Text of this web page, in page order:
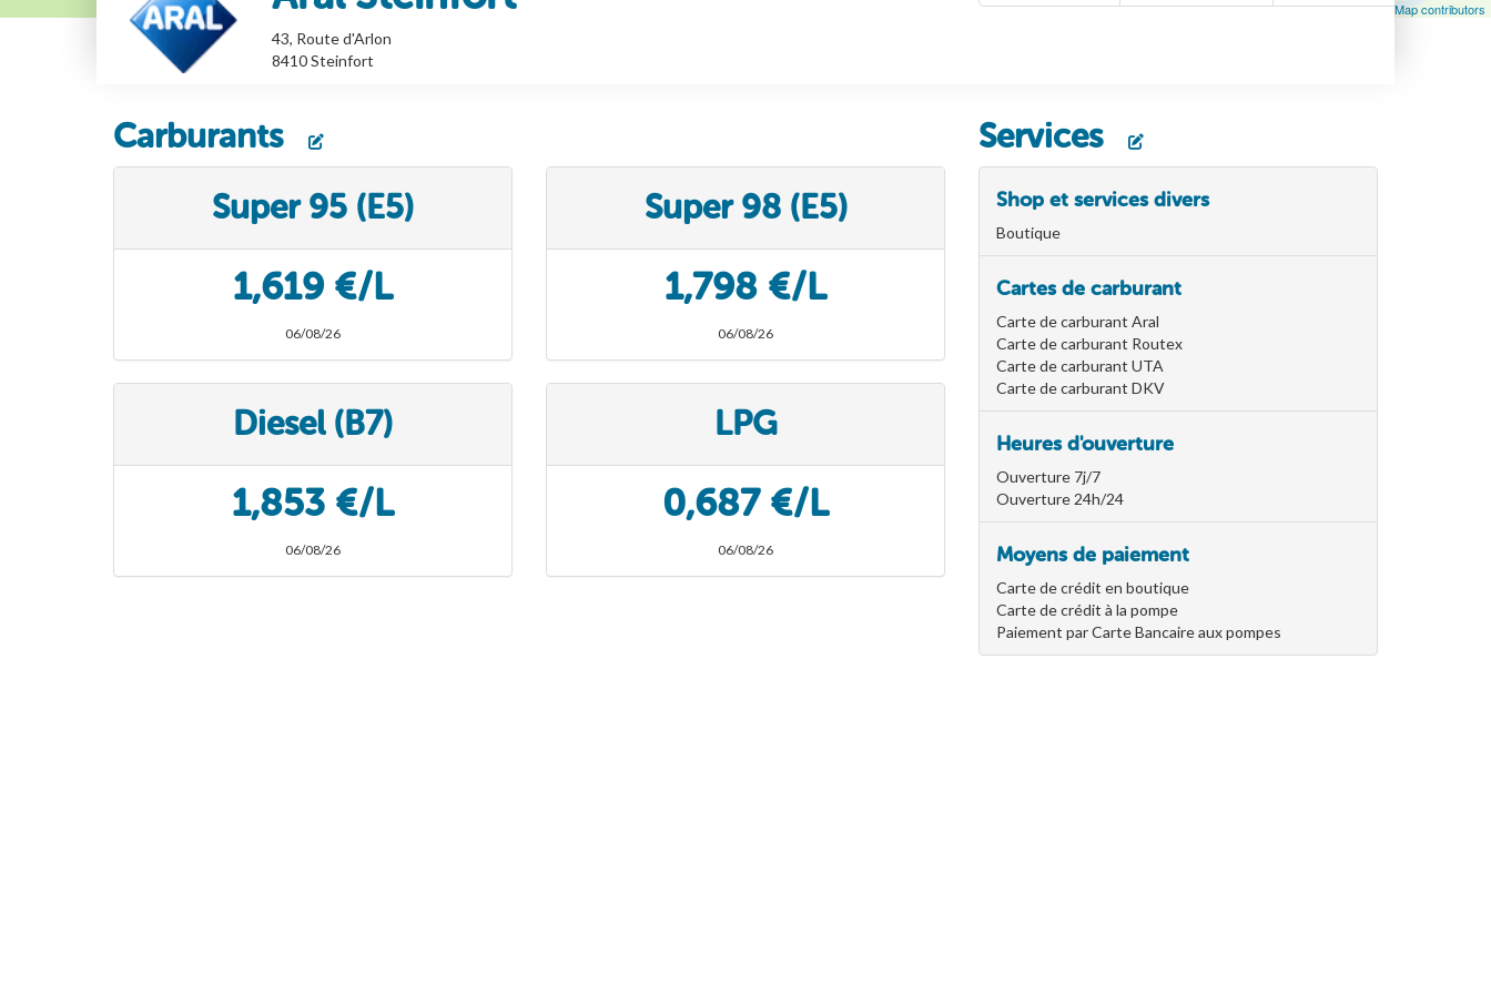
Leaflet| Map data ©OpenStreetMapcontributors, ©OpenStreetMap contributors
43, Route d'Arlon
8410 Steinfort
Carburants
Super 95 (E5)
1,619 €/L
06/08/26
Super 98 (E5)
1,798 €/L
06/08/26
Diesel (B7)
1,853 €/L
06/08/26
LPG
0,687 €/L
06/08/26
Services
Shop et services divers
Boutique
Cartes de carburant
Carte de carburant Aral
Carte de carburant Routex
Carte de carburant UTA
Carte de carburant DKV
Heures d'ouverture
Ouverture 7j/7
Ouverture 24h/24
Moyens de paiement
Carte de crédit en boutique
Carte de crédit à la pompe
Paiement par Carte Bancaire aux pompes